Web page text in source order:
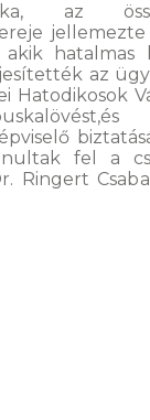
az
jellemezte
akik hatalmas
az
Hatodikosok
fel a
Ringert